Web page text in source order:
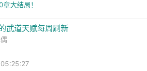
大结局！
武道天赋每周刷新